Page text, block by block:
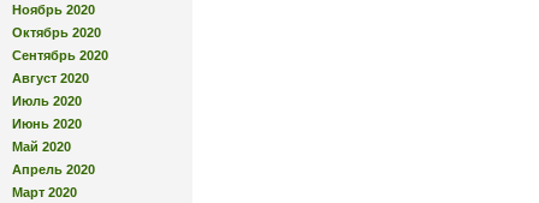
Ноябрь 2020
Октябрь 2020
Сентябрь 2020
Август 2020
Июль 2020
Июнь 2020
Май 2020
Апрель 2020
Март 2020